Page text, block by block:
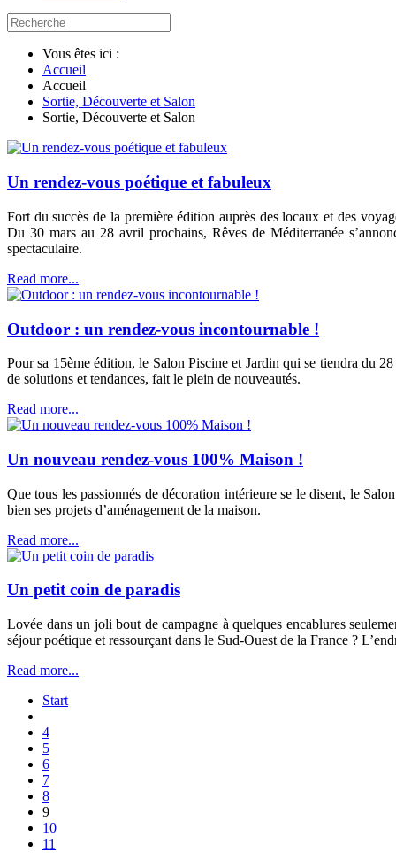
Vous êtes ici :
Accueil
Accueil
Sortie, Découverte et Salon
Sortie, Découverte et Salon
Un rendez-vous poétique et fabuleux
Fort du succès de la première édition auprès des locaux et des
Du 30 mars au 28 avril prochains, Rêves de Méditerranée
spectaculaire.
Read more...
Outdoor : un rendez-vous incontournable !
Pour sa 15ème édition, le Salon Piscine et Jardin qui se tiendra du
de solutions et tendances, fait le plein de nouveautés.
Read more...
Un nouveau rendez-vous 100% Maison !
Que tous les passionnés de décoration intérieure se le disent, le
bien ses projets d’aménagement de la maison.
Read more...
Un petit coin de paradis
Lovée dans un joli bout de campagne à quelques encablures
séjour poétique et ressourçant dans le Sud-Ouest de la France ?
Read more...
Start
4
5
6
7
8
9
10
11